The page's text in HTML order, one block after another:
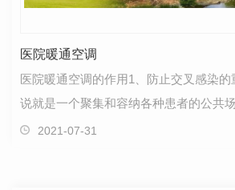
医院暖通空调
医院暖通空调的作用1、防止交叉感染
说就是一个聚集和容纳各种患者的公共
自身免疫力相对正常人来说比较低下，
2021-07-31